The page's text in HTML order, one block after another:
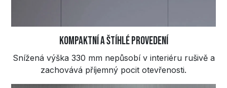
Kompaktní a štíhlé provedení
Snížená výška 330 mm nepůsobí v interiéru rušivě a
zachovává příjemný pocit otevřenosti.